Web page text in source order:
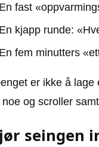
En fast
En kjapp runde:
En fem minutters
er ikke å
noe og scroller
seingen